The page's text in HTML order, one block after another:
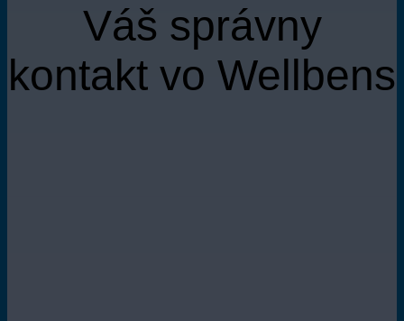
Váš správny
kontakt vo Wellbens